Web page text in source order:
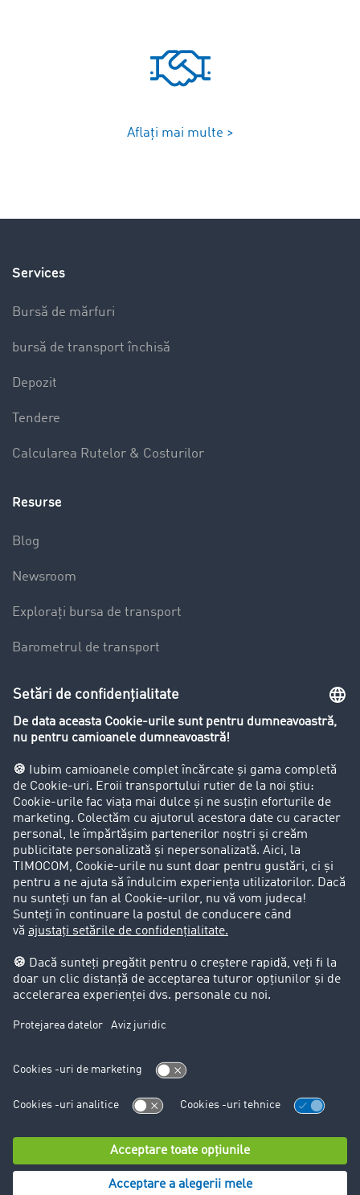
Aflați mai multe >
Services
Bursă de mărfuri
bursă de transport închisă
Depozit
Tendere
Calcularea Rutelor & Costurilor
Resurse
Blog
Newsroom
Explorați bursa de transport
Barometrul de transport
Restricții de circulație pentru autocamioane
Firma
Success Stories
Clienții aduc clienți
Aspecte legale
Impressum
Protecția datelor
Cookie-Einstellungen
Support